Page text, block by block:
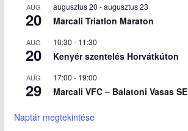
AUG
20
augusztus 20 -augusztus 23
Marcali Triatlon Maraton
AUG
20
10:30 - 11:30
Kenyér szentelés Horvátkúton
AUG
29
17:00 - 19:00
Marcali VFC – Balatoni Vasas SE
Naptár megtekintése